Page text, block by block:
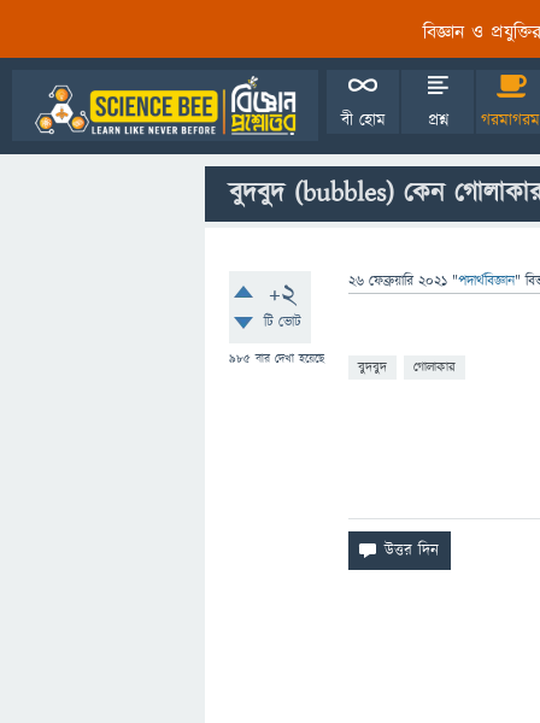
বিজ্ঞান ও
বী হোম প্রশ্ন
বুদবুদ (bubbles) কেন
+2
টি ভোট
985 বার দেখা হয়েছে
26 ফেব্রুয়ারি 2021 "পদার্থবিজ্ঞান"
বুদবুদ গোলাকার